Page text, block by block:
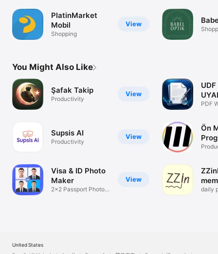
View
PlatinMarket
Mobil
Shopping
You Might Also Like
View
Şafak Takip
Productivity
View
Supsis AI
Productivity
View
Visa & ID Photo
Maker
2x2 Passport Photo
PDF
Ön
daily
United States